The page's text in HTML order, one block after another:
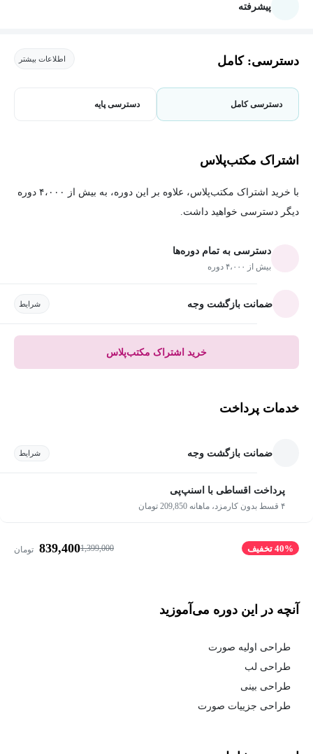
پیشرفته
دسترسی: کامل اطلاعات بیشتر
دسترسی کامل دسترسی پایه
اشتراک مکتب‌پلاس
با خرید اشتراک مکتب‌پلاس، علاوه بر این دوره، به بیش از ۴،۰۰۰ دوره
دیگر دسترسی خواهید داشت.
دسترسی به تمام دوره‌ها
بیش از ۴،۰۰۰ دوره
ضمانت بازگشت وجه شرایط
خرید اشتراک مکتب‌پلاس
خدمات پرداخت
ضمانت بازگشت وجه شرایط
پرداخت اقساطی با اسنپ‌پی
۴ قسط بدون کارمزد، ماهانه 209,850 تومان
40% تخفیف 1,399,000
839,400 تومان
آنچه در این دوره می‌آموزید
طراحی اولیه صورت
طراحی لب
طراحی بینی
طراحی جزییات صورت